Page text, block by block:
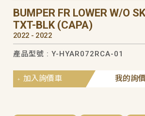
BUMPER FR LOWER W/O
TXT-BLK (CAPA)
2022 - 2022
產品型號 : Y-HYAR072RCA-01
我的詢
加入詢價車